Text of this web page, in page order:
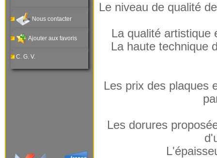
Nous contacter
Ajouter aux favoris
C. G. V.
Le niveau de qualité
La qualité artistique
La haute technique
Les prix des plaques
Les dorures